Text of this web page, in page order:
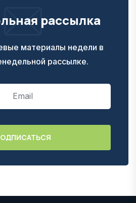
рассылка
материалы недели в
рассылке.